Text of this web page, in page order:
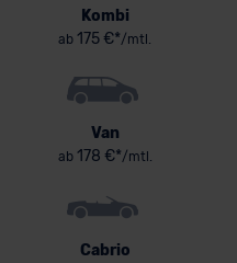
Kombi
ab 175 €*/mtl.
Van
ab178 €*/mtl.
Cabrio